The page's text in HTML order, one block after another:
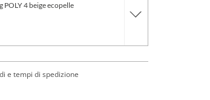
POLY 4 beige ecopelle
e tempi di spedizione